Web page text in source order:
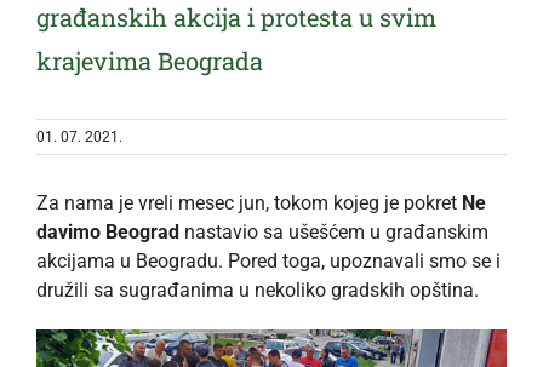
građanskih akcija i protesta u svim
krajevima Beograda
01. 07. 2021.
Za nama je vreli mesec jun, tokom kojeg je pokret Ne
davimo Beograd nastavio sa ušešćem u građanskim
akcijama u Beogradu. Pored toga, upoznavali smo se i
družili sa sugrađanima u nekoliko gradskih opština.